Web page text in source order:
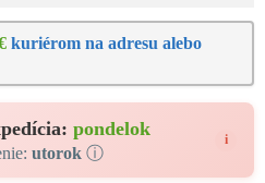
kuriérom na adresu alebo
pondelok
utorok ⓘ
i